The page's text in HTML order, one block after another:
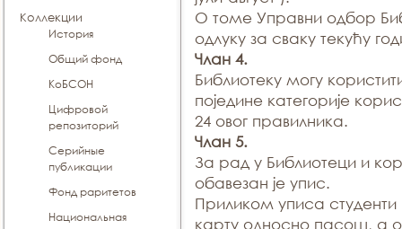
Коллекции
История
Общий фонд
КоБСОН
Цифровой
репозиторий
Серийные
публикации
Фонд раритетов
Национальная
О томе Управни одбор
одлуку за сваку текућу
Члан 4.
Библиотеку могу
поједине категорије
24 овог правилника.
Члан 5.
За рад у Библиотеци и
обавезан је упис.
Приликом уписа студенти
карту односно пасош, а